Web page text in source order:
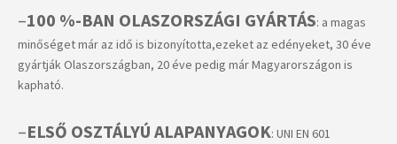
–100 %-BAN OLASZORSZÁGI GYÁRTÁS: a magas
minőséget már az idő is bizonyította,ezeket az edényeket, 30 éve
gyártják Olaszországban, 20 éve pedig már Magyarországon is
kapható.
–ELSŐ OSZTÁLYÚ ALAPANYAGOK: UNI EN 601